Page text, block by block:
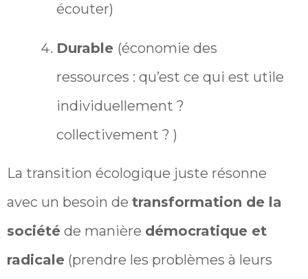
écouter)
Durable (économie des
ressources : qu’est ce qui est utile
individuellement ?
collectivement ? )
La transition écologique juste résonne
avec un besoin de transformation de la
société de manière démocratique et
radicale (prendre les problèmes à leurs